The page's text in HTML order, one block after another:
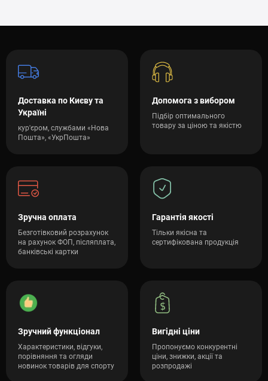
Доставка по Києву та
Україні
кур'єром, службами «Нова
Пошта», «УкрПошта»
Допомога з вибором
Підбір оптимального
товару за ціною та якістю
Зручна оплата
Безготівковий розрахунок
на рахунок ФОП, післяплата,
банківські картки
Гарантія якості
Тільки якісна та
сертифікована продукція
Зручний функціонал
Характеристики, відгуки,
порівняння та огляди
новинок товарів для спорту
Вигідні ціни
Пропонуємо конкурентні
ціни, знижки, акції та
розпродажі